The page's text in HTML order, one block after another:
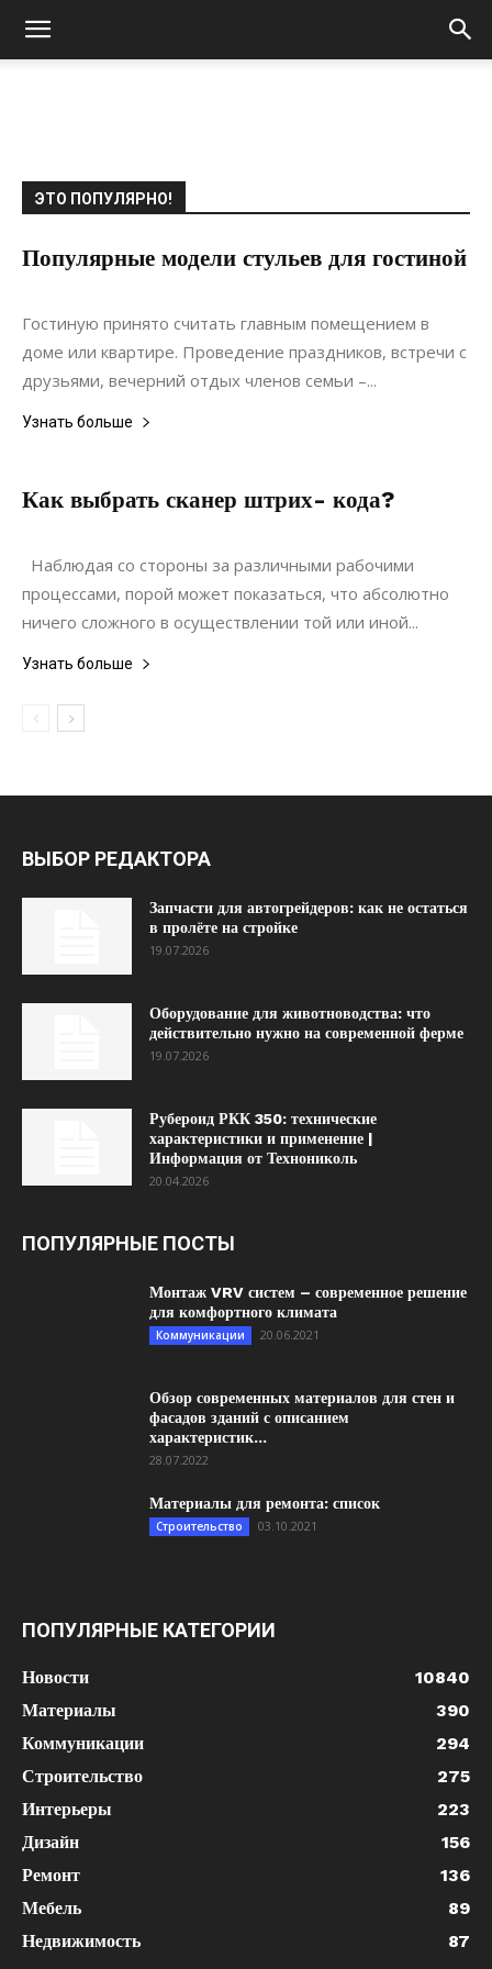
ЭТО ПОПУЛЯРНО!
Популярные модели стульев для гостиной
16.03.2021 0
Гостиную принято считать главным помещением в
доме или квартире. Проведение праздников, встречи с
друзьями, вечерний отдых членов семьи –...
Узнать больше
Как выбрать сканер штрих- кода?
17.08.2019
Наблюдая со стороны за различными рабочими
процессами, порой может показаться, что абсолютно
ничего сложного в осуществлении той или иной...
Узнать больше
ВЫБОР РЕДАКТОРА
Запчасти для автогрейдеров: как не остаться
в пролёте на стройке
19.07.2026
Оборудование для животноводства: что
действительно нужно на современной ферме
19.07.2026
Рубероид РКК 350: технические
характеристики и применение |
Информация от Технониколь
20.04.2026
ПОПУЛЯРНЫЕ ПОСТЫ
Монтаж VRV систем – современное решение
для комфортного климата
Коммуникации 20.06.2021
Обзор современных материалов для стен и
фасадов зданий с описанием
характеристик...
28.07.2022
Материалы для ремонта: список
Строительство 03.10.2021
ПОПУЛЯРНЫЕ КАТЕГОРИИ
Новости
10840
Материалы
390
Коммуникации
294
Строительство
275
Интерьеры
223
Дизайн
156
Ремонт
136
Мебель
89
Недвижимость
87